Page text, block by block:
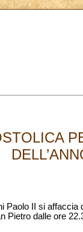
Paolo II si
Pietro dalle ore